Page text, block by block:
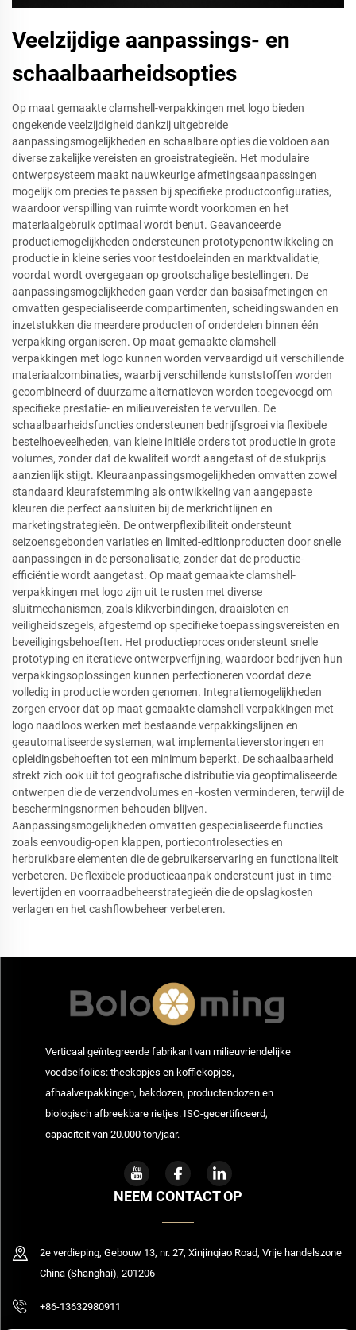
Veelzijdige aanpassings- en
schaalbaarheidsopties
Op maat gemaakte clamshell-verpakkingen met logo bieden
ongekende veelzijdigheid dankzij uitgebreide
aanpassingsmogelijkheden en schaalbare opties die voldoen aan
diverse zakelijke vereisten en groeistrategieën. Het modulaire
ontwerpsysteem maakt nauwkeurige afmetingsaanpassingen
mogelijk om precies te passen bij specifieke productconfiguraties,
waardoor verspilling van ruimte wordt voorkomen en het
materiaalgebruik optimaal wordt benut. Geavanceerde
productiemogelijkheden ondersteunen prototypenontwikkeling en
productie in kleine series voor testdoeleinden en marktvalidatie,
voordat wordt overgegaan op grootschalige bestellingen. De
aanpassingsmogelijkheden gaan verder dan basisafmetingen en
omvatten gespecialiseerde compartimenten, scheidingswanden en
inzetstukken die meerdere producten of onderdelen binnen één
verpakking organiseren. Op maat gemaakte clamshell-
verpakkingen met logo kunnen worden vervaardigd uit verschillende
materiaalcombinaties, waarbij verschillende kunststoffen worden
gecombineerd of duurzame alternatieven worden toegevoegd om
specifieke prestatie- en milieuvereisten te vervullen. De
schaalbaarheidsfuncties ondersteunen bedrijfsgroei via flexibele
bestelhoeveelheden, van kleine initiële orders tot productie in grote
volumes, zonder dat de kwaliteit wordt aangetast of de stukprijs
aanzienlijk stijgt. Kleuraanpassingsmogelijkheden omvatten zowel
standaard kleurafstemming als ontwikkeling van aangepaste
kleuren die perfect aansluiten bij de merkrichtlijnen en
marketingstrategieën. De ontwerpflexibiliteit ondersteunt
seizoensgebonden variaties en limited-editionproducten door snelle
aanpassingen in de personalisatie, zonder dat de productie-
efficiëntie wordt aangetast. Op maat gemaakte clamshell-
verpakkingen met logo zijn uit te rusten met diverse
sluitmechanismen, zoals klikverbindingen, draaisloten en
veiligheidszegels, afgestemd op specifieke toepassingsvereisten en
beveiligingsbehoeften. Het productieproces ondersteunt snelle
prototyping en iteratieve ontwerpverfijning, waardoor bedrijven hun
verpakkingsoplossingen kunnen perfectioneren voordat deze
volledig in productie worden genomen. Integratiemogelijkheden
zorgen ervoor dat op maat gemaakte clamshell-verpakkingen met
logo naadloos werken met bestaande verpakkingslijnen en
geautomatiseerde systemen, wat implementatieverstoringen en
opleidingsbehoeften tot een minimum beperkt. De schaalbaarheid
strekt zich ook uit tot geografische distributie via geoptimaliseerde
ontwerpen die de verzendvolumes en -kosten verminderen, terwijl de
beschermingsnormen behouden blijven.
Aanpassingsmogelijkheden omvatten gespecialiseerde functies
zoals eenvoudig-open klappen, portiecontrolesecties en
herbruikbare elementen die de gebruikerservaring en functionaliteit
verbeteren. De flexibele productieaanpak ondersteunt just-in-time-
levertijden en voorraadbeheerstrategieën die de opslagkosten
verlagen en het cashflowbeheer verbeteren.
Verticaal geïntegreerde fabrikant van milieuvriendelijke
voedselfolies: theekopjes en koffiekopjes,
afhaalverpakkingen, bakdozen, productendozen en
biologisch afbreekbare rietjes. ISO-gecertificeerd,
capaciteit van 20.000 ton/jaar.
NEEM CONTACT OP
2e verdieping, Gebouw 13, nr. 27, Xinjinqiao Road, Vrije handelszone
China (Shanghai), 201206
+86-13632980911